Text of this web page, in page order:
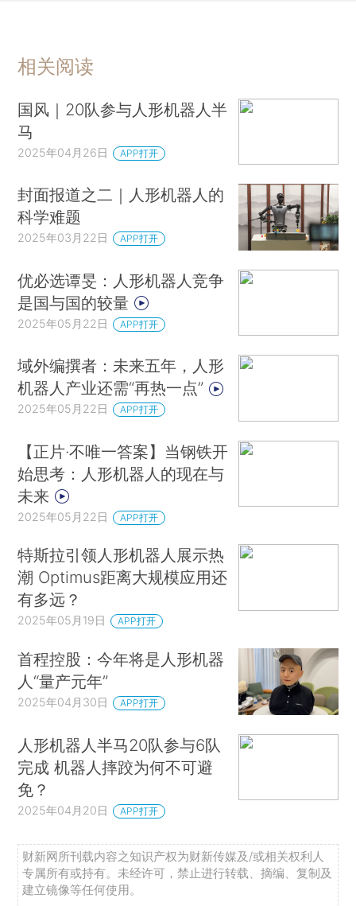
相关阅读
国风｜20队参与人形机器人半
马
2025年04月26日 APP打开
封面报道之二｜人形机器人的
科学难题
2025年03月22日 APP打开
优必选谭旻：人形机器人竞争
是国与国的较量
2025年05月22日 APP打开
域外编撰者：未来五年，人形
机器人产业还需“再热一点”
2025年05月22日 APP打开
【正片·不唯一答案】当钢铁开
始思考：人形机器人的现在与
未来
2025年05月22日 APP打开
特斯拉引领人形机器人展示热
潮 Optimus距离大规模应用还
有多远？
2025年05月19日 APP打开
首程控股：今年将是人形机器
人“量产元年”
2025年04月30日 APP打开
人形机器人半马20队参与6队
完成 机器人摔跤为何不可避
免？
2025年04月20日 APP打开
财新网所刊载内容之知识产权为财新传媒及/或相关权利人
专属所有或持有。未经许可，禁止进行转载、摘编、复制及
建立镜像等任何使用。